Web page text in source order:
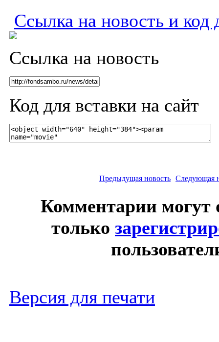
Ссылка на новость и код
Ссылка на новость
Код для вставки на сайт
Предыдущая новость Следующая
Комментарии могут
только
Версия для печати